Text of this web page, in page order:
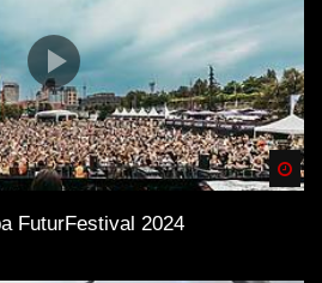
FuturFestival 2024